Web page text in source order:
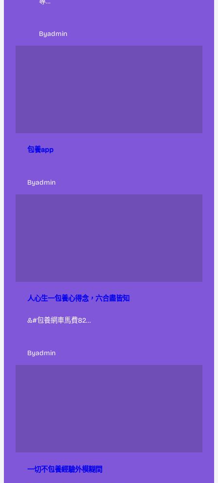
Byadmin
包養app
Byadmin
人心生一包養心得念，六合盡皆知
&#包養網車馬費82…
Byadmin
一切不包養經驗外模糊間